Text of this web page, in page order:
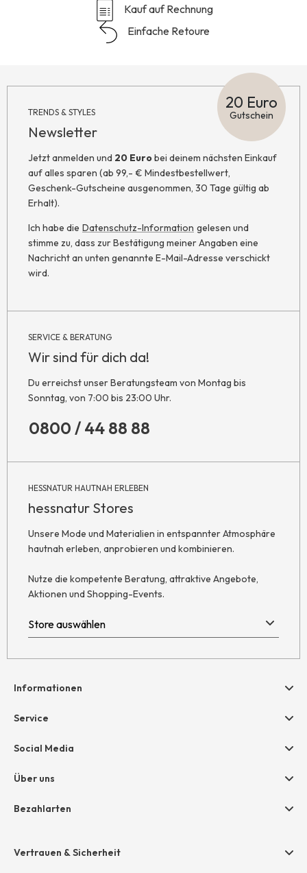
Kauf auf Rechnung
Einfache Retoure
TRENDS & STYLES
Newsletter
20 Euro
Gutschein
Jetzt anmelden und 20 Eurobei deinem nächsten Einkauf
auf alles sparen (ab 99,- € Mindestbestellwert,
Geschenk-Gutscheine ausgenommen, 30 Tage gültig ab
Erhalt).
Ich habe die Datenschutz-Information gelesen und
stimme zu, dass zur Bestätigung meiner Angaben eine
Nachricht an unten genannte E-Mail-Adresse verschickt
wird.
SERVICE & BERATUNG
Wir sind für dich da!
Du erreichst unser Beratungsteam von Montag bis
Sonntag, von 7:00 bis 23:00 Uhr.
0800 / 44 88 88
HESSNATUR HAUTNAH ERLEBEN
hessnatur Stores
Unsere Mode und Materialien in entspannter Atmosphäre
hautnah erleben, anprobieren und kombinieren.
Nutze die kompetente Beratung, attraktive Angebote,
Aktionen und Shopping-Events.
Informationen
Hilfe & Kontakt
Retoure
AGB
Datenschutz
Service
Geschenkgutscheine
Größentabelle
Social Media
Über uns
Unternehmen
Bezahlarten
Amazon Pay
Vertrauen & Sicherheit